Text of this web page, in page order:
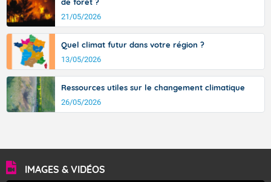
21/05/2026
Quel climat futur dans votre région ?
13/05/2026
Ressources utiles sur le changement climatique
26/05/2026
IMAGES & VIDÉOS